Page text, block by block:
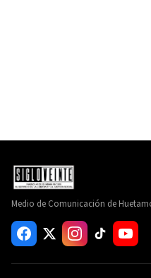
Medio de Comunicación de